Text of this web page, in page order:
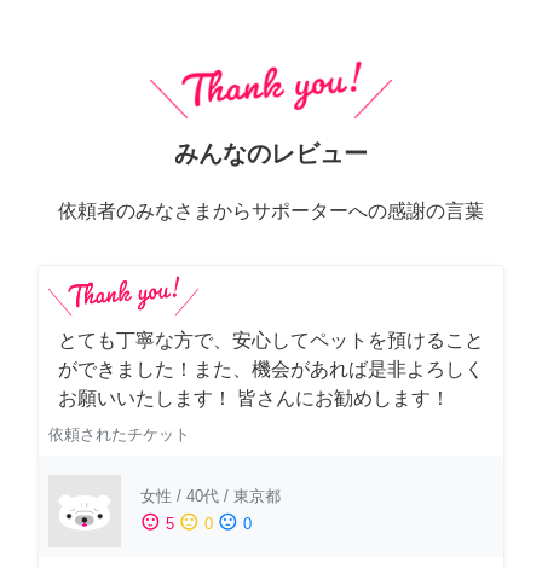
みんなのレビュー
依頼者のみなさまからサポーターへの感謝の言葉
とても丁寧な方で、安心してペットを預けること
ができました！また、機会があれば是非よろしく
お願いいたします！ 皆さんにお勧めします！
依頼されたチケット
女性 / 40代 / 東京都
sentiment_satisfied 5 sentiment_neutral 0 sentiment_dissatisfied 0